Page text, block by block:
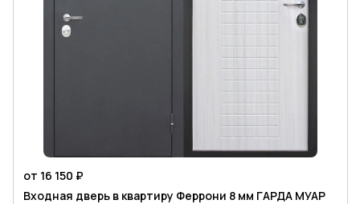
от 16 150 ₽
Входная дверь в квартиру Феррони 8 мм ГАРДА МУАР